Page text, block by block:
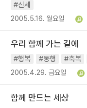
#신세
2005.5.16. 월요일
우리 함께 가는 길에
#행복 #동행 #축복
2005.4.29. 금요일
함께 만드는 세상